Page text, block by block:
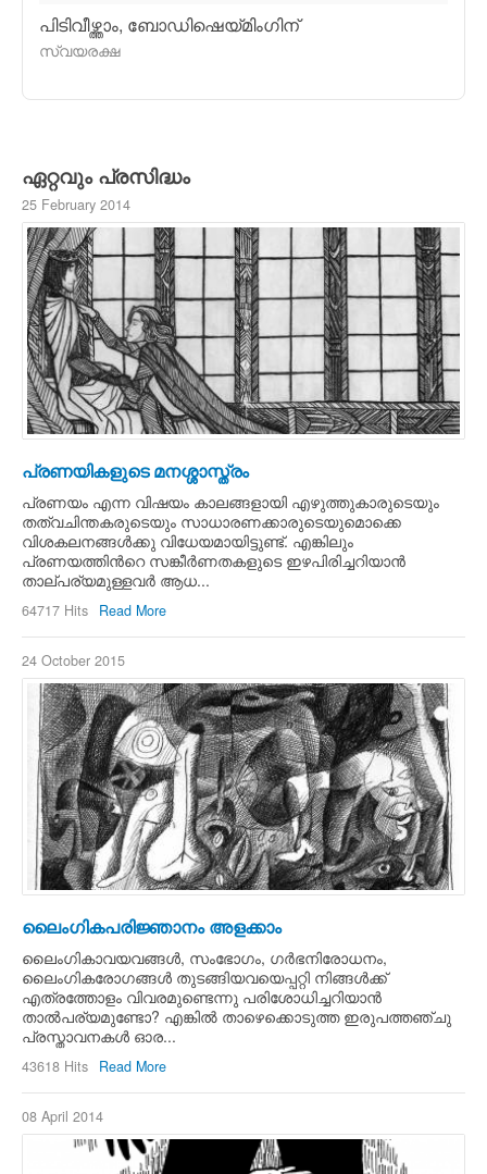
പിടിവീഴ്ത്താം, ബോഡിഷെയ്മിംഗിന്
സ്വയരക്ഷ
ഏറ്റവും പ്രസിദ്ധം
25 February 2014
പ്രണയികളുടെ മനശ്ശാസ്ത്രം
പ്രണയം എന്ന വിഷയം കാലങ്ങളായി എഴുത്തുകാരുടെയും
തത്വചിന്തകരുടെയും സാധാരണക്കാരുടെയുമൊക്കെ
വിശകലനങ്ങള്‍ക്കു വിധേയമായിട്ടുണ്ട്. എങ്കിലും
പ്രണയത്തിന്‍റെ സങ്കീര്‍ണതകളുടെ ഇഴപിരിച്ചറിയാന്‍
താല്പര്യമുള്ളവര്‍ ആധ...
64717 Hits Read More
24 October 2015
ലൈംഗികപരിജ്ഞാനം അളക്കാം
ലൈംഗികാവയവങ്ങള്‍, സംഭോഗം, ഗര്‍ഭനിരോധനം,
ലൈംഗികരോഗങ്ങള്‍ തുടങ്ങിയവയെപ്പറ്റി നിങ്ങള്‍ക്ക്
എത്രത്തോളം വിവരമുണ്ടെന്നു പരിശോധിച്ചറിയാന്‍
താല്‍പര്യമുണ്ടോ? എങ്കില്‍ താഴെക്കൊടുത്ത ഇരുപത്തഞ്ചു
പ്രസ്താവനകള്‍ ഓര...
43618 Hits Read More
08 April 2014